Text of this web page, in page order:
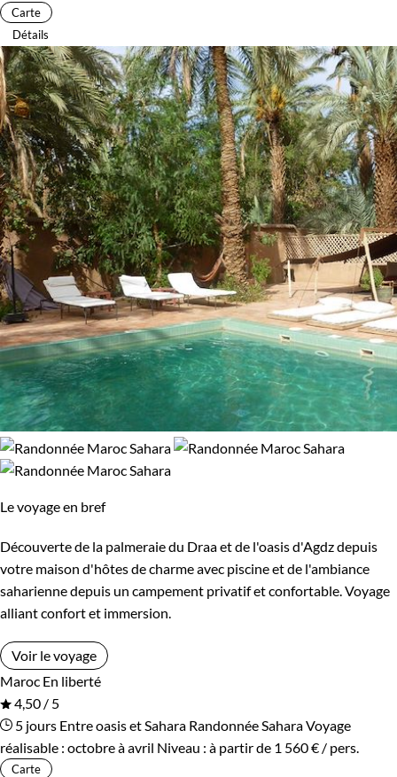
Carte
Détails
Le voyage en bref
Découverte de la palmeraie du Draa et de l'oasis d'Agdz depuis
votre maison d'hôtes de charme avec piscine et de l'ambiance
saharienne depuis un campement privatif et confortable. Voyage
alliant confort et immersion.
Voir le voyage
Maroc En liberté
4,50 / 5
5 jours Entre oasis et Sahara Randonnée SaharaVoyage
réalisable : octobre à avril Niveau : à partir de 1 560 € / pers.
Carte